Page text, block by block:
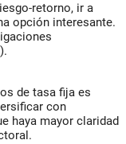
retorno, ir a
opción interesante.
de tasa fija es
con
haya mayor claridad